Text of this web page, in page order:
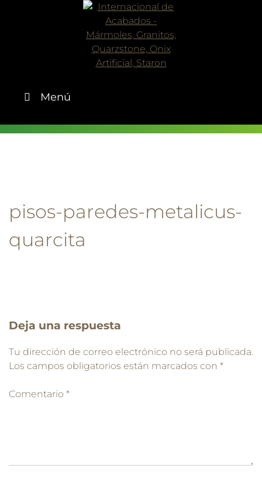
Menú
pisos-paredes-metalicus-
quarcita
Deja una respuesta
Tu dirección de correo electrónico no será publicada.
Los campos obligatorios están marcados con *
Comentario *